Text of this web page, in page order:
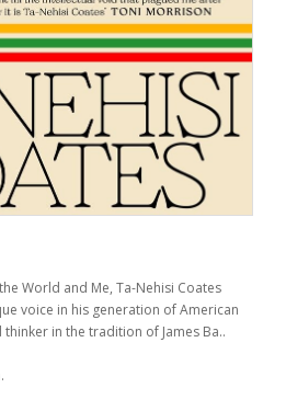
World and Me, Ta-Nehisi Coates
voice in his generation of American
in the tradition of James Ba..